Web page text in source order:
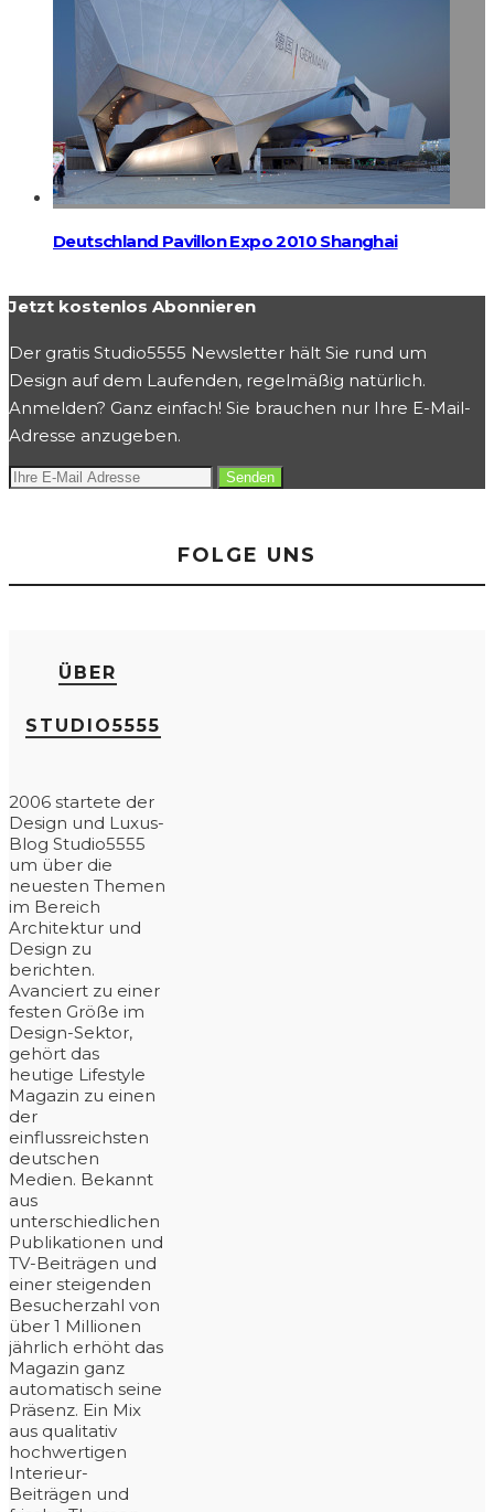
Deutschland Pavillon Expo 2010 Shanghai
Jetzt kostenlos Abonnieren
Der gratis Studio5555 Newsletter hält Sie rund um
Design auf dem Laufenden, regelmäßig natürlich.
Anmelden? Ganz einfach! Sie brauchen nur Ihre E-Mail-
Adresse anzugeben.
FOLGE UNS
ÜBER
STUDIO5555
2006 startete der
Design und Luxus-
Blog Studio5555
um über die
neuesten Themen
im Bereich
Architektur und
Design zu
berichten.
Avanciert zu einer
festen Größe im
Design-Sektor,
gehört das
heutige Lifestyle
Magazin zu einen
der
einflussreichsten
deutschen
Medien. Bekannt
aus
unterschiedlichen
Publikationen und
TV-Beiträgen und
einer steigenden
Besucherzahl von
über 1 Millionen
jährlich erhöht das
Magazin ganz
automatisch seine
Präsenz. Ein Mix
aus qualitativ
hochwertigen
Interieur-
Beiträgen und